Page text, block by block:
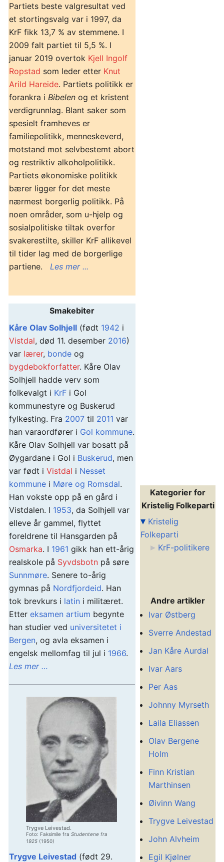
Partiets beste valgresultat ved
et stortingsvalg var i 1997, da
KrF fikk 13,7 % av stemmene. I
2009 falt partiet til 5,5 %. I
januar 2019 overtok Kjell Ingolf
Ropstad som leder etter Knut
Arild Hareide. Partiets politikk er
forankra i Bibelen og et kristent
verdigrunnlag. Blant saker som
spesielt framheves er
familiepolitikk, menneskeverd,
motstand mot selvbestemt abort
og restriktiv alkoholpolitikk.
Partiets økonomiske politikk
bærer ligger for det meste
nærmest borgerlig politikk. På
noen områder, som u-hjelp og
sosialpolitiske tiltak overfor
svakerestilte, skiller KrF allikevel
til tider lag med de borgerlige
partiene. Les mer ...
Smakebiter
Kåre Olav Solhjell (født 1942 i
Vistdal, død 11. desember 2016)
var lærer, bonde og
bygdebokforfatter. Kåre Olav
Solhjell hadde verv som
folkevalgt i KrF i Gol
kommunestyre og Buskerud
fylkesting. Fra 2007 til 2011 var
han varaordfører i Gol kommune.
Kåre Olav Solhjell var bosatt på
Øygardane i Gol i Buskerud, men
var født i Vistdal i Nesset
kommune i Møre og Romsdal.
Han vokste opp på en gård i
Vistdalen. I 1953, da Solhjell var
elleve år gammel, flyttet
foreldrene til Hansgarden på
Osmarka. I 1961 gikk han ett-årig
realskole på Syvdsbotn på søre
Sunnmøre. Senere to-årig
gymnas på Nordfjordeid. Han
tok brevkurs i latin i militæret.
Etter eksamen artium begynte
han studier ved universitetet i
Bergen, og avla eksamen i
engelsk mellomfag til jul i 1966.
Les mer …
Trygve Leivestad.
Foto: Faksimile fra Studentene fra
1925 (1950)
Trygve Leivestad (født 29.
Kategorier for
Kristelig Folkeparti
Kristelig
Folkeparti
KrF-politikere
Andre artikler
Ivar Østberg
Sverre Andestad
Jan Kåre Aurdal
Ivar Aars
Per Aas
Johnny Myrseth
Laila Eliassen
Olav Bergene
Holm
Finn Kristian
Marthinsen
Øivinn Wang
Trygve Leivestad
John Alvheim
Egil Kjølner